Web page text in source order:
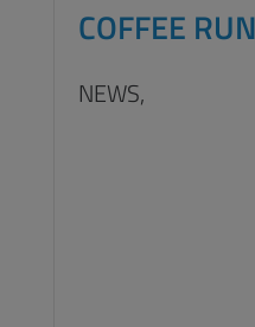
COFFEE
NEWS,